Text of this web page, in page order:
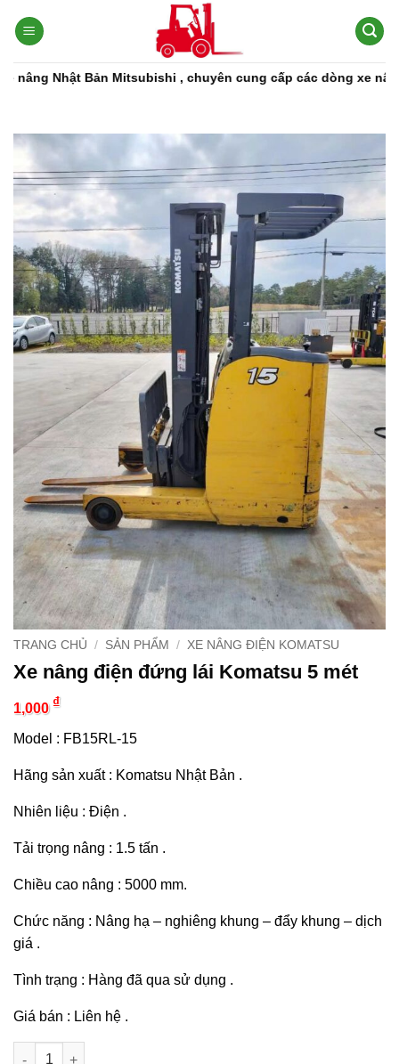
qua
dung
, chuyên cung cấp các dòng xe nâng, phụ tùng xe
TRANG CHỦ / SẢN PHẨM / XE NÂNG ĐIỆN KOMATSU
Xe nâng điện đứng lái Komatsu 5 mét
1,000 ₫
Model : FB15RL-15
Hãng sản xuất : Komatsu Nhật Bản .
Nhiên liệu : Điện .
Tải trọng nâng : 1.5 tấn .
Chiều cao nâng : 5000 mm.
Chức năng : Nâng hạ – nghiêng khung – đẩy khung – dịch
giá .
Tình trạng : Hàng đã qua sử dụng .
Giá bán : Liên hệ .
Xe nâng điện đứng lái Komatsu 5 mét số lượng